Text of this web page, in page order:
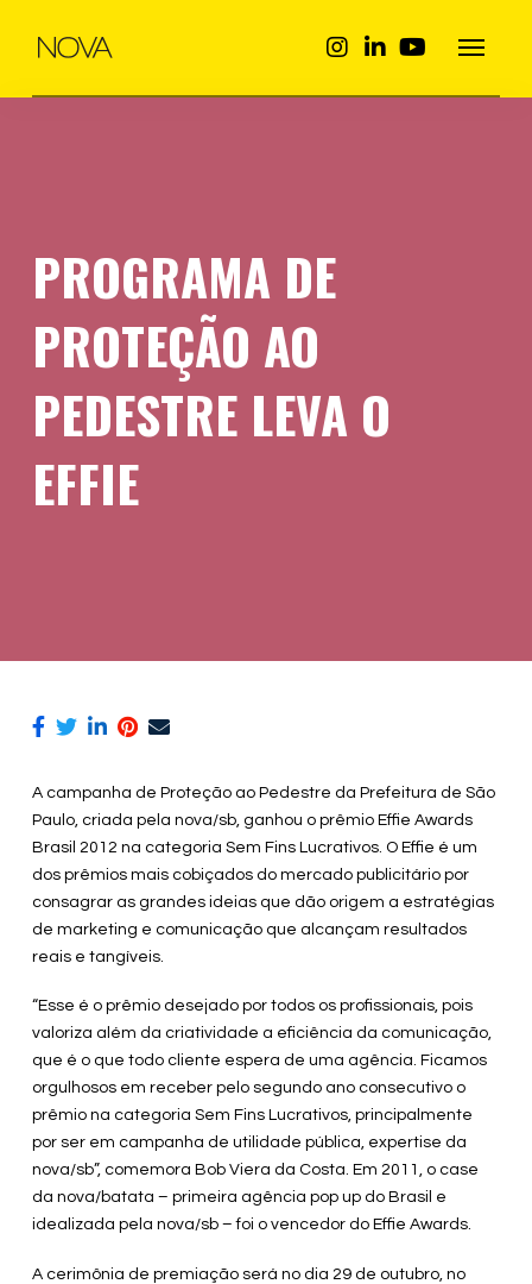
PROGRAMA DE
PROTEÇÃO AO
PEDESTRE LEVA O
EFFIE
A campanha de Proteção ao Pedestre da Prefeitura de São
Paulo, criada pela nova/sb, ganhou o prêmio Effie Awards
Brasil 2012 na categoria Sem Fins Lucrativos. O Effie é um
dos prêmios mais cobiçados do mercado publicitário por
consagrar as grandes ideias que dão origem a estratégias
de marketing e comunicação que alcançam resultados
reais e tangíveis.
“Esse é o prêmio desejado por todos os profissionais, pois
valoriza além da criatividade a eficiência da comunicação,
que é o que todo cliente espera de uma agência. Ficamos
orgulhosos em receber pelo segundo ano consecutivo o
prêmio na categoria Sem Fins Lucrativos, principalmente
por ser em campanha de utilidade pública, expertise da
nova/sb”, comemora Bob Viera da Costa. Em 2011, o case
da nova/batata – primeira agência pop up do Brasil e
idealizada pela nova/sb – foi o vencedor do Effie Awards.
A cerimônia de premiação será no dia 29 de outubro, no